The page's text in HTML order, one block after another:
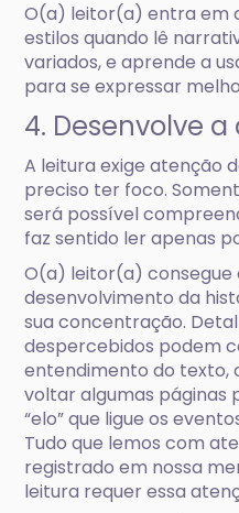
O(a) leitor(a) entra em
estilos quando lê
variados, e aprende a
para se expressar
4. Desenvolve
A leitura exige atenção
preciso ter foco.
será possível
faz sentido ler apenas
O(a) leitor(a)
desenvolvimento da
sua concentração.
despercebidos podem
entendimento do texto,
voltar algumas
“elo” que ligue os
Tudo que lemos com
registrado em nossa
leitura requer essa